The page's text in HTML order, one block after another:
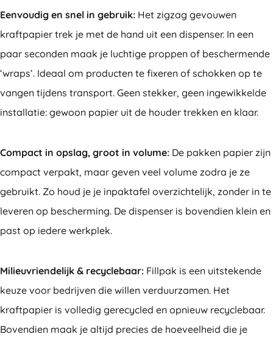
Eenvoudig en snel in gebruik: Het zigzag gevouwen
kraftpapier trek je met de hand uit een dispenser. In een
paar seconden maak je luchtige proppen of beschermende
‘wraps’. Ideaal om producten te fixeren of schokken op te
vangen tijdens transport. Geen stekker, geen ingewikkelde
installatie: gewoon papier uit de houder trekken en klaar.
Compact in opslag, groot in volume: De pakken papier zijn
compact verpakt, maar geven veel volume zodra je ze
gebruikt. Zo houd je je inpaktafel overzichtelijk, zonder in te
leveren op bescherming. De dispenser is bovendien klein en
past op iedere werkplek.
Milieuvriendelijk & recyclebaar: Fillpak is een uitstekende
keuze voor bedrijven die willen verduurzamen. Het
kraftpapier is volledig gerecycled en opnieuw recyclebaar.
Bovendien maak je altijd precies de hoeveelheid die je